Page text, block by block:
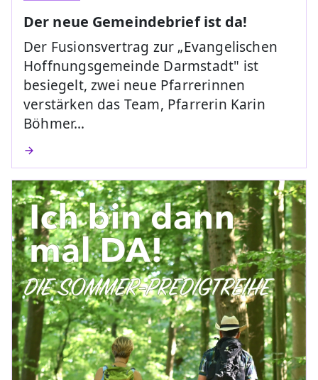
Der neue Gemeindebrief ist da!
Der Fusionsvertrag zur „Evangelischen
Hoffnungsgemeinde Darmstadt" ist
besiegelt, zwei neue Pfarrerinnen
verstärken das Team, Pfarrerin Karin
Böhmer…